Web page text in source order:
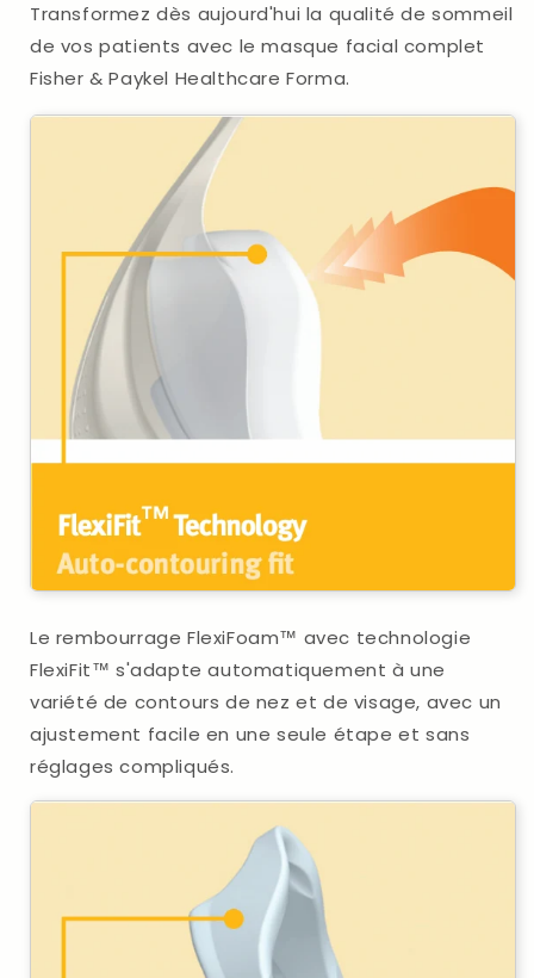
Transformez dès aujourd'hui la qualité de sommeil
de vos patients avec le masque facial complet
Fisher & Paykel Healthcare Forma.
Le rembourrage FlexiFoam™ avec technologie
FlexiFit™ s'adapte automatiquement à une
variété de contours de nez et de visage, avec un
ajustement facile en une seule étape et sans
réglages compliqués.